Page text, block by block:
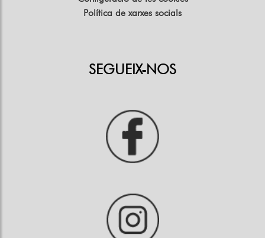
Política de xarxes socials
SEGUEIX-NOS